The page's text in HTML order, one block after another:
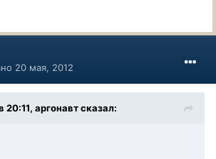
20 мая, 2012
20:11, аргонавт сказал: